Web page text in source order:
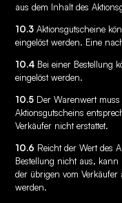
aus dem Inhalt des
10.3 Aktionsgutscheine
eingelöst werden. Eine
10.4 Bei einer Bestellung
eingelöst werden.
10.5 Der Warenwert
Aktionsgutscheins
Verkäufer nicht erstattet.
10.6 Reicht der Wert des
Bestellung nicht aus, kann
der übrigen vom
werden.